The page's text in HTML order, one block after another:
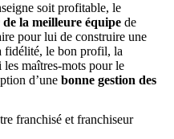
soit profitable, le
de la meilleure équipe de
pour lui de construire une
fidélité, le bon profil, la
maîtres-mots pour le
d’une bonne gestion des
franchisé et franchiseur